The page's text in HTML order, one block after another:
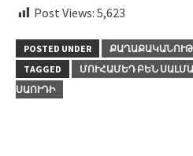
Post Views: 5,623
POSTED UNDER
TAGGED
ՄՈՒՀԱՄԵԴ ԲԵՆ
ՍԱՈՒԴԻ